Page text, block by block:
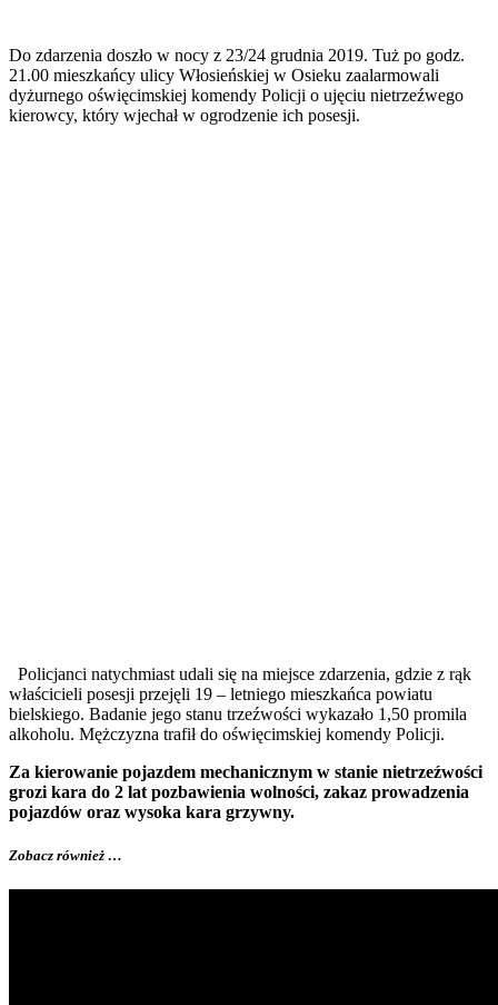
Do zdarzenia doszło w nocy z 23/24 grudnia 2019. Tuż po godz.
21.00 mieszkańcy ulicy Włosieńskiej w Osieku zaalarmowali
dyżurnego oświęcimskiej komendy Policji o ujęciu nietrzeźwego
kierowcy, który wjechał w ogrodzenie ich posesji.
Policjanci natychmiast udali się na miejsce zdarzenia, gdzie z rąk
właścicieli posesji przejęli 19 – letniego mieszkańca powiatu
bielskiego. Badanie jego stanu trzeźwości wykazało 1,50 promila
alkoholu. Mężczyzna trafił do oświęcimskiej komendy Policji.
Za kierowanie pojazdem mechanicznym w stanie nietrzeźwości
grozi kara do 2 lat pozbawienia wolności, zakaz prowadzenia
pojazdów oraz wysoka kara grzywny.
Zobacz również …